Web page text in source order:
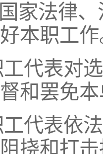
国家法律
本职工
代表对
和罢免
代表依
挠和打